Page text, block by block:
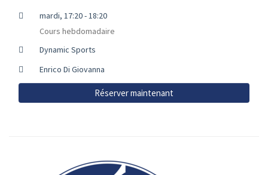
mardi, 17:20 - 18:20
Cours hebdomadaire
Dynamic Sports
Enrico Di Giovanna
Réserver maintenant